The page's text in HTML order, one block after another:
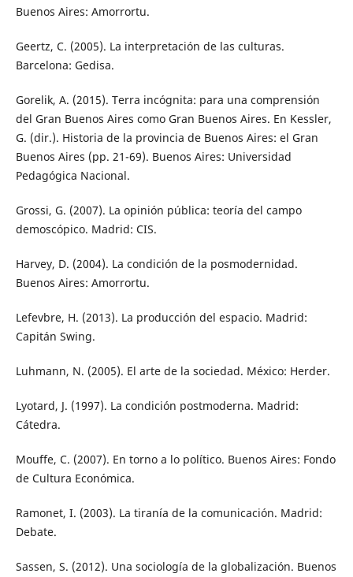
Buenos Aires: Amorrortu.
Geertz, C. (2005). La interpretación de las culturas.
Barcelona: Gedisa.
Gorelik, A. (2015). Terra incógnita: para una comprensión
del Gran Buenos Aires como Gran Buenos Aires. En Kessler,
G. (dir.). Historia de la provincia de Buenos Aires: el Gran
Buenos Aires (pp. 21-69). Buenos Aires: Universidad
Pedagógica Nacional.
Grossi, G. (2007). La opinión pública: teoría del campo
demoscópico. Madrid: CIS.
Harvey, D. (2004). La condición de la posmodernidad.
Buenos Aires: Amorrortu.
Lefevbre, H. (2013). La producción del espacio. Madrid:
Capitán Swing.
Luhmann, N. (2005). El arte de la sociedad. México: Herder.
Lyotard, J. (1997). La condición postmoderna. Madrid:
Cátedra.
Mouffe, C. (2007). En torno a lo político. Buenos Aires: Fondo
de Cultura Económica.
Ramonet, I. (2003). La tiranía de la comunicación. Madrid:
Debate.
Sassen, S. (2012). Una sociología de la globalización. Buenos